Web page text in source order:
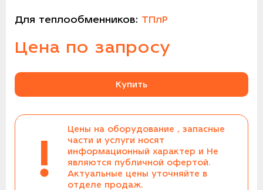
Для теплообменников: ТПлР
Цена по запросу
Купить
!
Цены на оборудование , запасные
части и услуги носят
информационный характер и Не
являются публичной офертой.
Актуальные цены уточняйте в
отделе продаж.